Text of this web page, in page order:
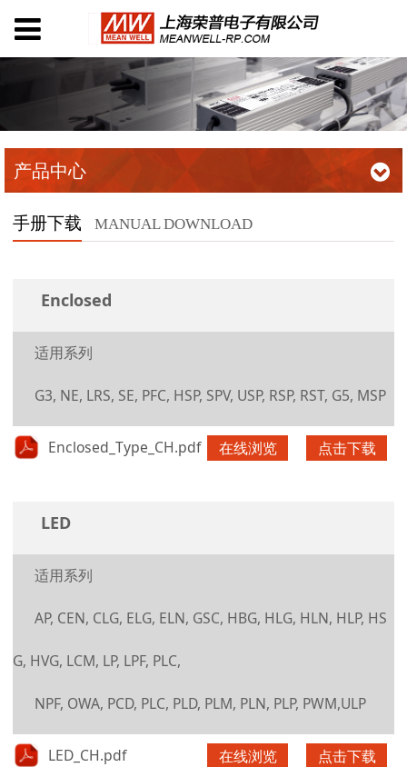
产品中心
手册下载 MANUAL DOWNLOAD
Enclosed
适用系列
G3, NE, LRS, SE, PFC, HSP, SPV, USP, RSP, RST, G5, MSP
Enclosed_Type_CH.pdf 在线浏览 点击下载
LED
适用系列
AP, CEN, CLG, ELG, ELN, GSC, HBG, HLG, HLN, HLP, HS
G, HVG, LCM, LP, LPF, PLC,
NPF, OWA, PCD, PLC, PLD, PLM, PLN, PLP, PWM,ULP
LED_CH.pdf 在线浏览 点击下载